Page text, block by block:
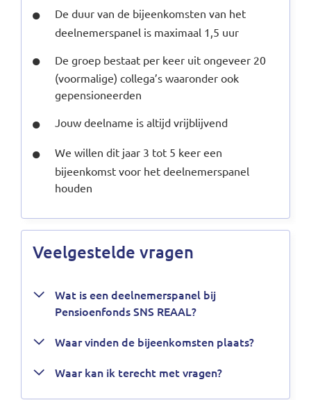
De duur van de bijeenkomsten van het
deelnemerspanel is maximaal 1,5 uur
De groep bestaat per keer uit ongeveer 20
(voormalige) collega’s waaronder ook
gepensioneerden
Jouw deelname is altijd vrijblijvend
We willen dit jaar 3 tot 5 keer een
bijeenkomst voor het deelnemerspanel
houden
Veelgestelde vragen
Wat is een deelnemerspanel bij
Pensioenfonds SNS REAAL?
Waar vinden de bijeenkomsten plaats?
Waar kan ik terecht met vragen?